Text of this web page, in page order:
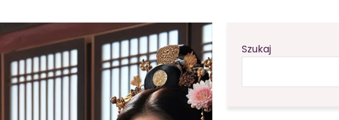
Szukaj